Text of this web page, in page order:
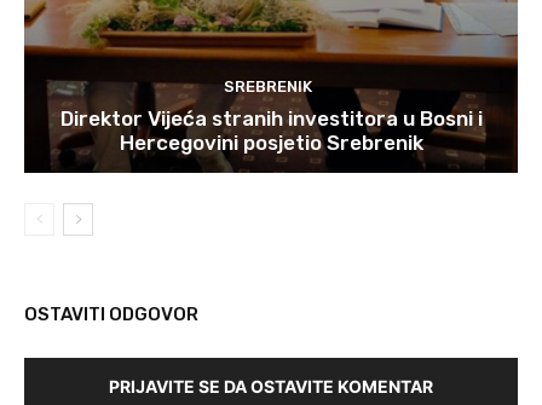
SREBRENIK
Direktor Vijeća stranih investitora u Bosni i
Hercegovini posjetio Srebrenik
OSTAVITI ODGOVOR
PRIJAVITE SE DA OSTAVITE KOMENTAR